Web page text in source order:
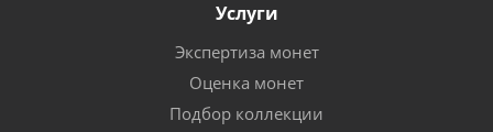
Услуги
Экспертиза монет
Оценка монет
Подбор коллекции